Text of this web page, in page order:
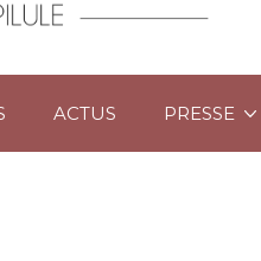
ACTUS PRESSE